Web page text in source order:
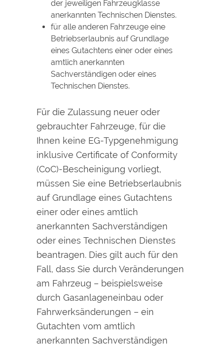
der jeweiligen Fahrzeugklasse
anerkannten Technischen Dienstes.
für alle anderen Fahrzeuge eine
Betriebserlaubnis auf Grundlage
eines Gutachtens einer oder eines
amtlich anerkannten
Sachverständigen oder eines
Technischen Dienstes.
Für die Zulassung neuer oder
gebrauchter Fahrzeuge, für die
Ihnen keine EG-Typgenehmigung
inklusive Certificate of Conformity
(CoC)-Bescheinigung vorliegt,
müssen Sie eine Betriebserlaubnis
auf Grundlage eines Gutachtens
einer oder eines amtlich
anerkannten Sachverständigen
oder eines Technischen Dienstes
beantragen. Dies gilt auch für den
Fall, dass Sie durch Veränderungen
am Fahrzeug – beispielsweise
durch Gasanlageneinbau oder
Fahrwerksänderungen – ein
Gutachten vom amtlich
anerkannten Sachverständigen